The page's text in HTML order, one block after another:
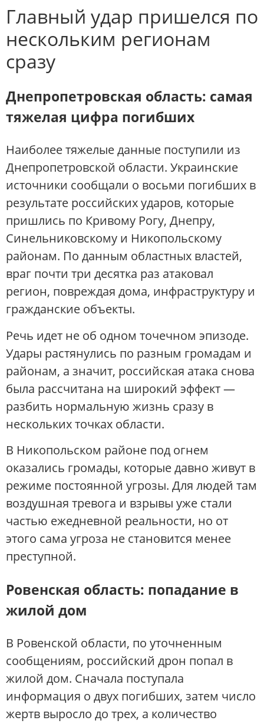
Главный удар пришелся по
нескольким регионам
сразу
Днепропетровская область: самая
тяжелая цифра погибших
Наиболее тяжелые данные поступили из
Днепропетровской области. Украинские
источники сообщали о восьми погибших в
результате российских ударов, которые
пришлись по Кривому Рогу, Днепру,
Синельниковскому и Никопольскому
районам. По данным областных властей,
враг почти три десятка раз атаковал
регион, повреждая дома, инфраструктуру и
гражданские объекты.
Речь идет не об одном точечном эпизоде.
Удары растянулись по разным громадам и
районам, а значит, российская атака снова
была рассчитана на широкий эффект —
разбить нормальную жизнь сразу в
нескольких точках области.
В Никопольском районе под огнем
оказались громады, которые давно живут в
режиме постоянной угрозы. Для людей там
воздушная тревога и взрывы уже стали
частью ежедневной реальности, но от
этого сама угроза не становится менее
преступной.
Ровенская область: попадание в
жилой дом
В Ровенской области, по уточненным
сообщениям, российский дрон попал в
жилой дом. Сначала поступала
информация о двух погибших, затем число
жертв выросло до трех, а количество